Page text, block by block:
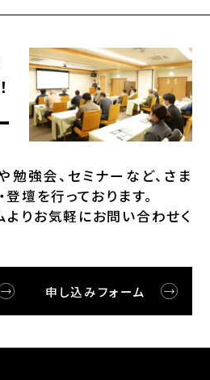
勉強会、セミナーなど、さま
壇を⾏っております。
よりお気軽にお問い合わせく
申し込みフォーム